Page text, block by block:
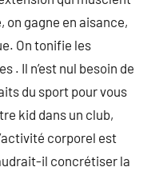
on gagne en aisance,
On tonifie les
. Il n’est nul besoin de
du sport pour vous
kid dans un club,
corporel est
il concrétiser la